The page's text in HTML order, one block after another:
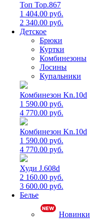
Топ Top.867
1 404.00 руб.
2 340.00 руб.
Детское
Брюки
Куртки
Комбинезоны
Лосины
Купальники
Комбинезон Kn.10d
1 590.00 руб.
4 770.00 руб.
Комбинезон Kn.10d
1 590.00 руб.
4 770.00 руб.
Худи J.608d
2 160.00 руб.
3 600.00 руб.
Белье
Новинки